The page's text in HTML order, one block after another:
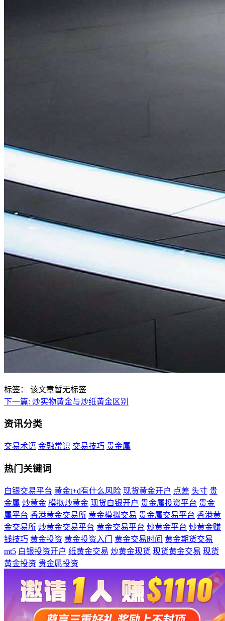
标签：
该文章暂无标签
下一篇: 炒实物黄金与炒纸黄金区别
资讯分类
交易术语 金融常识 交易技巧 贵金属
热门关键词
白银交易平台 黄金t+d有什么风险 现货黄金开户 点差 头寸 贵
金属 炒黄金 模拟炒黄金 现货白银开户 贵金属投资平台 贵金
属平台 香港黄金交易所 黄金模拟交易 贵金属交易平台 香港黄
金交易所 炒黄金交易平台 黄金交易平台 炒黄金平台 炒黄金赚
钱技巧 黄金投资 黄金投资入门 黄金交易时间 黄金期货交易
mt5 白银投资开户 纸黄金交易 炒黄金现货 现货黄金交易 现货
黄金投资 贵金属投资